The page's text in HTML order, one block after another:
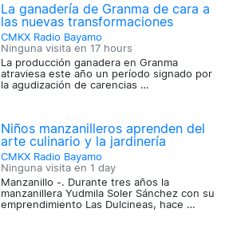
La ganadería de Granma de cara a
las nuevas transformaciones
CMKX Radio Bayamo
Ninguna visita en 17 hours
La producción ganadera en Granma
atraviesa este año un período signado por
la agudización de carencias …
Niños manzanilleros aprenden del
arte culinario y la jardinería
CMKX Radio Bayamo
Ninguna visita en 1 day
Manzanillo -. Durante tres años la
manzanillera Yudmila Soler Sánchez con su
emprendimiento Las Dulcineas, hace …